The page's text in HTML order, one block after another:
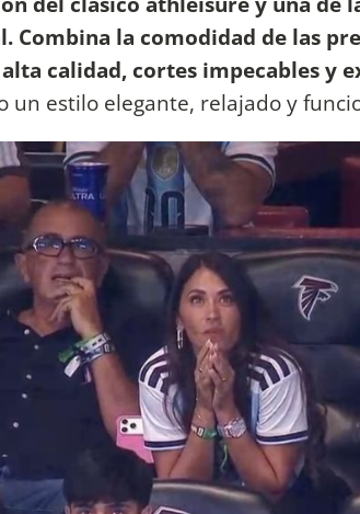
Combina la comodidad de las
calidad, cortes impecables y
un estilo elegante, relajado y